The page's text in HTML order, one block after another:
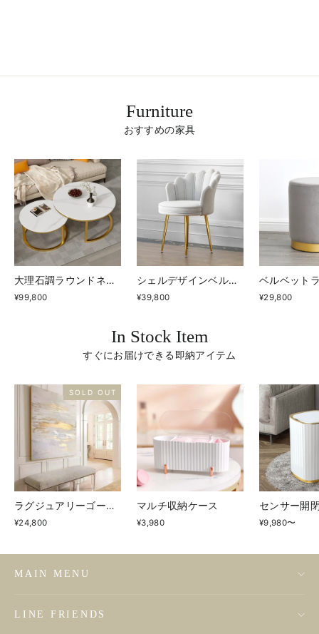
Furniture
おすすめの家具
大理石調ラウンドネストテーブル
¥99,800
シェルデザインベルベッドアイアンチェア
¥39,800 ¥29,800
In Stock Item
すぐにお届けできる即納アイテム
SOLD OUT
ラグジュアリーゴールドフォイルアート
¥24,800
マルチ収納ケース
¥3,980
センサー開
¥9,980〜
MAIN MENU
LINE FRIENDS